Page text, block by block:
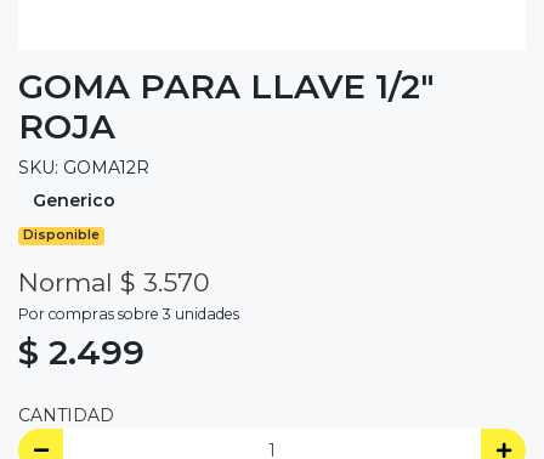
GOMA PARA LLAVE 1/2"
ROJA
SKU: GOMA12R
Generico
Disponible
Normal $ 3.570
Por compras sobre 3 unidades
$ 2.499
CANTIDAD